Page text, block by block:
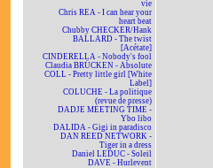
vie
Chris REA - I can hear your
heart beat
Chubby CHECKER/Hank
BALLARD - The twist
[Acétate]
CINDERELLA - Nobody's fool
Claudia BRÜCKEN - Absolute
COLL - Pretty little girl [White
Label]
COLUCHE - La politique
(revue de presse)
DADJE MEETING TIME -
Ybo libo
DALIDA - Gigi in paradisco
DAN REED NETWORK -
Tiger in a dress
Daniel LEDUC - Soleil
DAVE - Hurlevent